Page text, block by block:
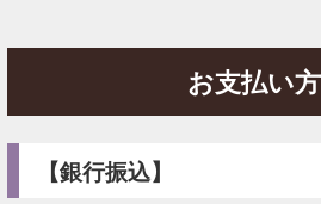
お支払い
【銀行振込】